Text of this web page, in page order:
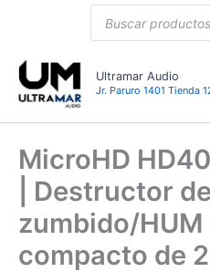
Ultramar Audio
Jr. Paruro 1401 Tienda
MicroHD
| Destructor de
zumbido/
compacto de